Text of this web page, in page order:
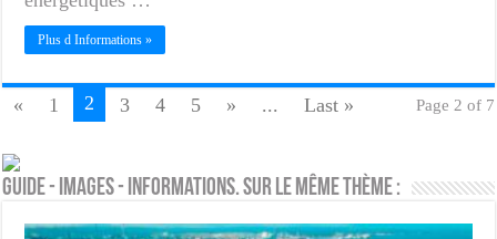
Plus d Informations »
Page 2 of 7
« 1 2 3 4 5 » ... Last »
Guide - Images - Informations. Sur le même thème :